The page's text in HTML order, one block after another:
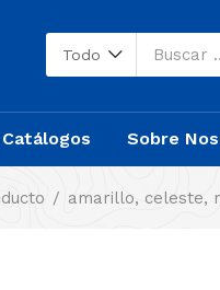
Todo
Catálogos Sobre
amarillo, celeste,